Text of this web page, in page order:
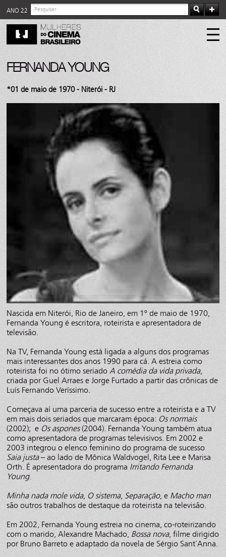
ANO 22
FERNANDA YOUNG
*01 de maio de 1970 - Niterói - RJ
Nascida em Niterói, Rio de Janeiro, em 1º de maio de 1970,
Fernanda Young é escritora, roteirista e apresentadora de
televisão.
Na TV, Fernanda Young está ligada a alguns dos programas
mais interessantes dos anos 1990 para cá. A estreia como
roteirista foi no ótimo seriado A comédia da vida privada,
criada por Guel Arraes e Jorge Furtado a partir das crônicas de
Luís Fernando Veríssimo.
Começava aí uma parceria de sucesso entre a roteirista e a TV
em mais dois seriados que marcaram época: Os normais
(2002); e Os aspones(2004). Fernanda Young também atua
como apresentadora de programas televisivos. Em 2002 e
2003 integrou o elenco feminino do programa de sucesso
Saia justa– ao lado de Mônica Waldvogel, Rita Lee e Marisa
Orth. É apresentadora do programa Irritando Fernanda
Young.
Minha nada mole vida, O sistema, Separação, e Macho man
são outros trabalhos de destaque da roteirista na televisão.
Em 2002, Fernanda Young estreia no cinema, co-roteirizando
com o marido, Alexandre Machado, Bossa nova, filme dirigido
por Bruno Barreto e adaptado da novela de Sérgio Sant´Anna.